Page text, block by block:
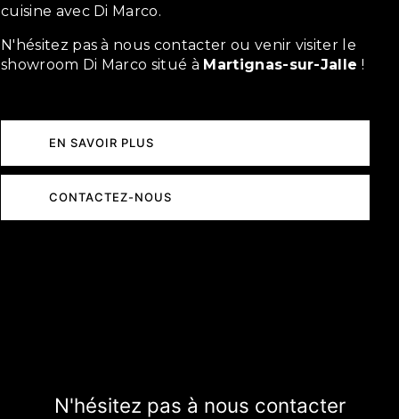
cuisine avec Di Marco.
N'hésitez pas à nous contacter ou venir visiter le
showroom Di Marco situé à Martignas-sur-Jalle !
EN SAVOIR PLUS
CONTACTEZ-NOUS
N'hésitez pas à nous contacter